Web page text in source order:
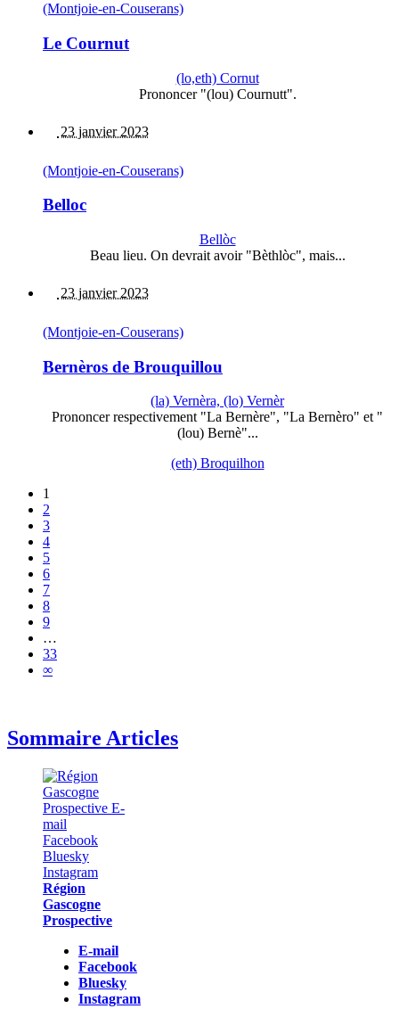
(Montjoie-en-Couserans)
Le Cournut
(lo,eth) Cornut
Prononcer "(lou) Cournutt".
23 janvier 2023
(Montjoie-en-Couserans)
Belloc
Bellòc
Beau lieu. On devrait avoir "Bèthlòc", mais...
23 janvier 2023
(Montjoie-en-Couserans)
Bernèros de Brouquillou
(la) Vernèra, (lo) Vernèr
Prononcer respectivement "La Bernère", "La Bernèro" et "
(lou) Bernè"...
(eth) Broquilhon
1
2
3
4
5
6
7
8
9
…
33
∞
Sommaire Articles
Région
Gascogne
Prospective
E-mail
Facebook
Bluesky
Instagram